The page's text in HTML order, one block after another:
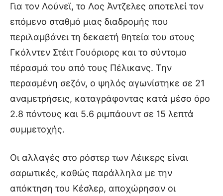
Για τον Λούνεϊ, το Λος Άντζελες αποτελεί τον
επόμενο σταθμό μιας διαδρομής που
περιλαμβάνει τη δεκαετή θητεία του στους
Γκόλντεν Στέιτ Γουόριορς και το σύντομο
πέρασμά του από τους Πέλικανς. Την
περασμένη σεζόν, ο ψηλός αγωνίστηκε σε 21
αναμετρήσεις, καταγράφοντας κατά μέσο όρο
2.8 πόντους και 5.6 ριμπάουντ σε 15 λεπτά
συμμετοχής.
Οι αλλαγές στο ρόστερ των Λέικερς είναι
σαρωτικές, καθώς παράλληλα με την
απόκτηση του Κέσλερ, αποχώρησαν οι